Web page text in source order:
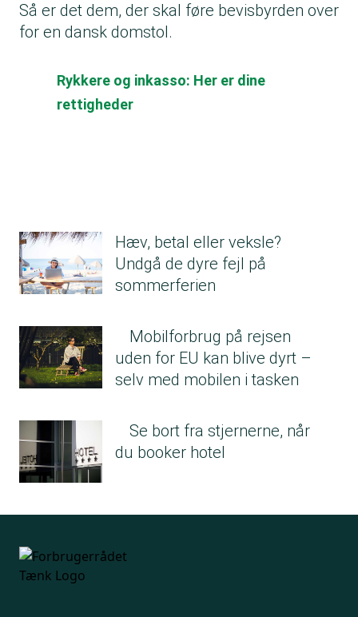
Så er det dem, der skal føre bevisbyrden over
for en dansk domstol.
Rykkere og inkasso: Her er dine
rettigheder
Hæv, betal eller veksle?
Undgå de dyre fejl på
sommerferien
Mobilforbrug på rejsen
uden for EU kan blive dyrt –
selv med mobilen i tasken
Se bort fra stjernerne, når
du booker hotel